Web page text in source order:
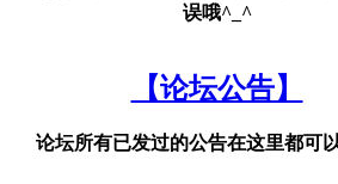
误哦^_^
【论坛公告】
论坛所有已发过的公告在这里都可